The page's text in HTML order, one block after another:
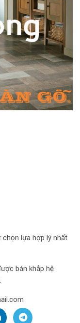
lựa hợp lý nhất
bán khắp hệ